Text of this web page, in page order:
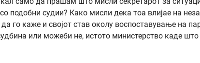
подобни судии? Како мисли дека тоа влијае на
го каже и својот став околу воспоставување на
или можеби не, истото министерство каде